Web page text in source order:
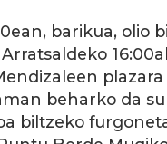
barikua, olio
beharko da
biltzeko